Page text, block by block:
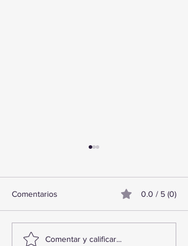
TourTravelynByFraveo
Comentarios 0.0 / 5 (0)
Comentar y calificar...